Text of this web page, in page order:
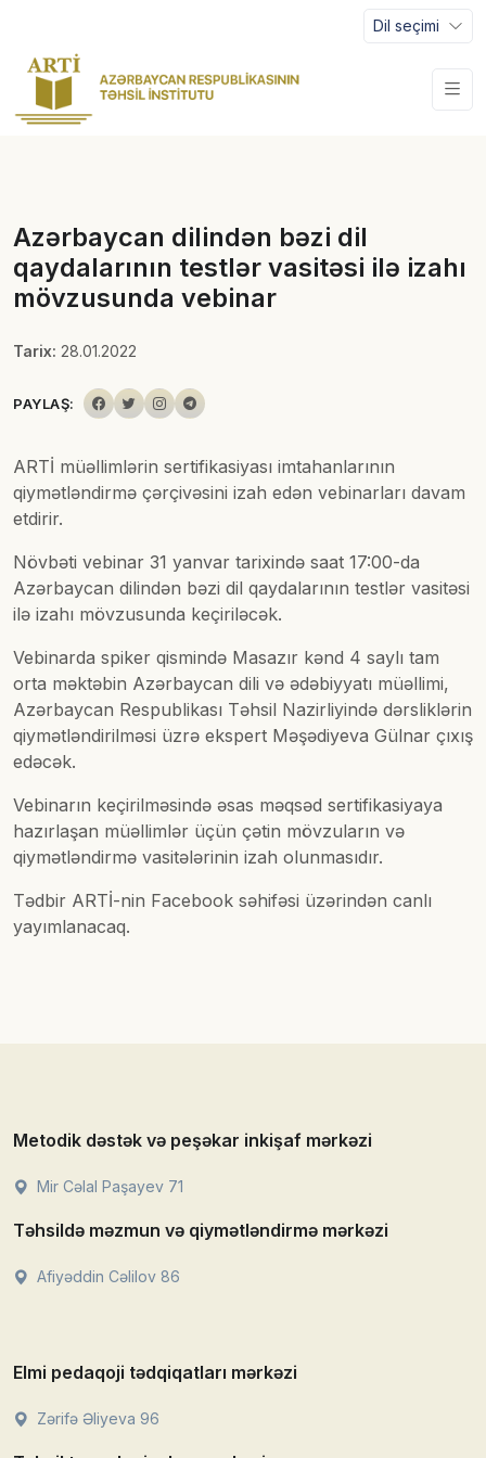
Dil seçimi
Azərbaycan dilindən bəzi dil
qaydalarının testlər vasitəsi ilə izahı
mövzusunda vebinar
Tarix: 28.01.2022
PAYLAŞ:
ARTİ müəllimlərin sertifikasiyası imtahanlarının
qiymətləndirmə çərçivəsini izah edən vebinarları davam
etdirir.
Növbəti vebinar 31 yanvar tarixində saat 17:00-da
Azərbaycan dilindən bəzi dil qaydalarının testlər vasitəsi
ilə izahı mövzusunda keçiriləcək.
Vebinarda spiker qismində Masazır kənd 4 saylı tam
orta məktəbin Azərbaycan dili və ədəbiyyatı müəllimi,
Azərbaycan Respublikası Təhsil Nazirliyində dərsliklərin
qiymətləndirilməsi üzrə ekspert Məşədiyeva Gülnar çıxış
edəcək.
Vebinarın keçirilməsində əsas məqsəd sertifikasiyaya
hazırlaşan müəllimlər üçün çətin mövzuların və
qiymətləndirmə vasitələrinin izah olunmasıdır.
Tədbir ARTİ-nin Facebook səhifəsi üzərindən canlı
yayımlanacaq.
Metodik dəstək və peşəkar inkişaf mərkəzi
Mir Cəlal Paşayev 71
Təhsildə məzmun və qiymətləndirmə mərkəzi
Afiyəddin Cəlilov 86
Elmi pedaqoji tədqiqatları mərkəzi
Zərifə Əliyeva 96